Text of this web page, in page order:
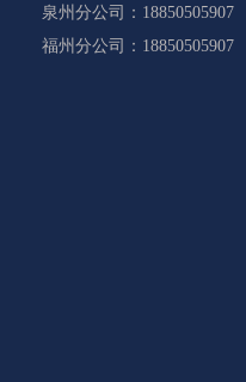
泉州分公司：18850505907
福州分公司：18850505907